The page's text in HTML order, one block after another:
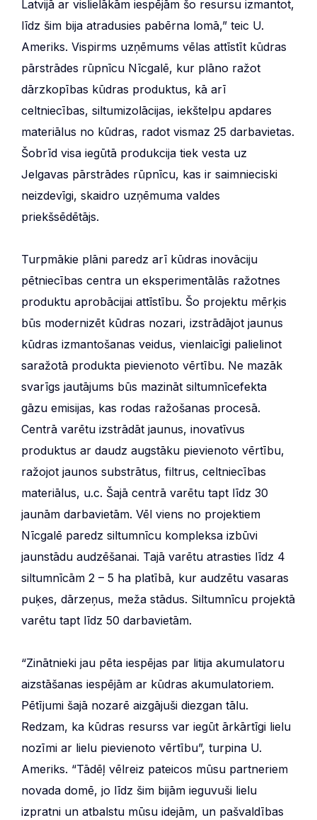
Latvijā ar vislielākām iespējām šo resursu izmantot,
līdz šim bija atradusies pabērna lomā,” teic U.
Ameriks. Vispirms uzņēmums vēlas attīstīt kūdras
pārstrādes rūpnīcu Nīcgalē, kur plāno ražot
dārzkopības kūdras produktus, kā arī
celtniecības, siltumizolācijas, iekštelpu apdares
materiālus no kūdras, radot vismaz 25 darbavietas.
Šobrīd visa iegūtā produkcija tiek vesta uz
Jelgavas pārstrādes rūpnīcu, kas ir saimnieciski
neizdevīgi, skaidro uzņēmuma valdes
priekšsēdētājs.
Turpmākie plāni paredz arī kūdras inovāciju
pētniecības centra un eksperimentālās ražotnes
produktu aprobācijai attīstību. Šo projektu mērķis
būs modernizēt kūdras nozari, izstrādājot jaunus
kūdras izmantošanas veidus, vienlaicīgi palielinot
saražotā produkta pievienoto vērtību. Ne mazāk
svarīgs jautājums būs mazināt siltumnīcefekta
gāzu emisijas, kas rodas ražošanas procesā.
Centrā varētu izstrādāt jaunus, inovatīvus
produktus ar daudz augstāku pievienoto vērtību,
ražojot jaunos substrātus, filtrus, celtniecības
materiālus, u.c. Šajā centrā varētu tapt līdz 30
jaunām darbavietām. Vēl viens no projektiem
Nīcgalē paredz siltumnīcu kompleksa izbūvi
jaunstādu audzēšanai. Tajā varētu atrasties līdz 4
siltumnīcām 2 – 5 ha platībā, kur audzētu vasaras
puķes, dārzeņus, meža stādus. Siltumnīcu projektā
varētu tapt līdz 50 darbavietām.
“Zinātnieki jau pēta iespējas par litija akumulatoru
aizstāšanas iespējām ar kūdras akumulatoriem.
Pētījumi šajā nozarē aizgājuši diezgan tālu.
Redzam, ka kūdras resurss var iegūt ārkārtīgi lielu
nozīmi ar lielu pievienoto vērtību”, turpina U.
Ameriks. “Tādēļ vēlreiz pateicos mūsu partneriem
novada domē, jo līdz šim bijām ieguvuši lielu
izpratni un atbalstu mūsu idejām, un pašvaldības